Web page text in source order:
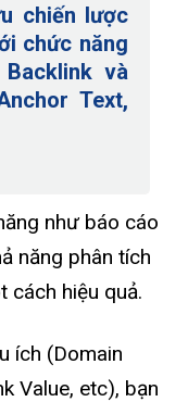
chiến lược
chức năng
và
Text,
như báo cáo
năng phân tích
cách hiệu quả.
ích (Domain
Value, etc), bạn